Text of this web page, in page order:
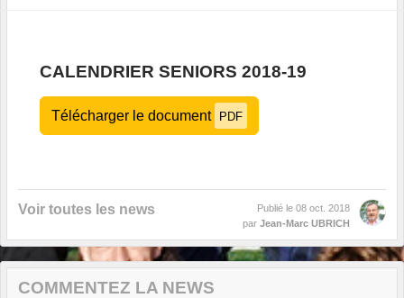
CALENDRIER SENIORS 2018-19
Télécharger le document PDF
Voir toutes les news Publié le 08 oct. 2018
par Jean-Marc UBRICH
COMMENTEZ LA NEWS